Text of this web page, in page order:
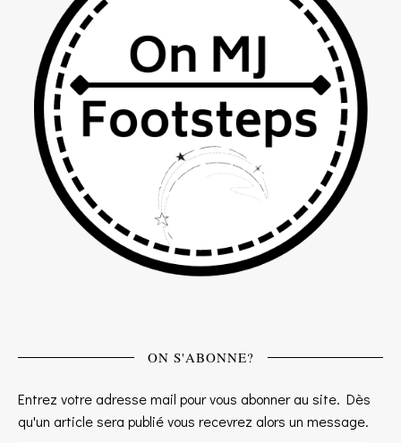
ON S'ABONNE?
Entrez votre adresse mail pour vous abonner au site. Dès
qu'un article sera publié vous recevrez alors un message.